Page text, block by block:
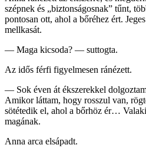
szépnek és „biztonságosnak” tűnt,
pontosan ott, ahol a bőréhez ért.
mellkasát.
— Maga kicsoda? — suttogta.
Az idős férfi figyelmesen ránézett.
— Sok éven át ékszerekkel
Amikor láttam, hogy rosszul van,
sötétedik el, ahol a bőrhöz ér…
magának.
Anna arca elsápadt.